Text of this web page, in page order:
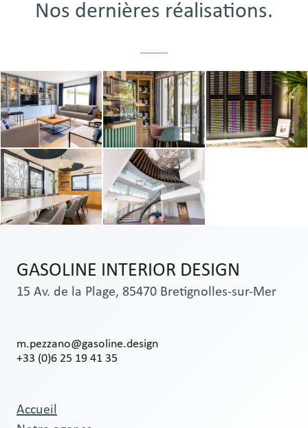
Nos dernières réalisations.
GASOLINE INTERIOR DESIGN
15 Av. de la Plage, 85470 Bretignolles-sur-Mer
m.pezzano@gasoline.design
+33 (0)6 25 19 41 35
Accueil